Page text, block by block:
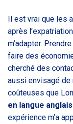
Il est vrai que les
après
m’adapter.
faire des
cherché des
aussi envisagé de
coûteuses que
en langue
expérience m’a